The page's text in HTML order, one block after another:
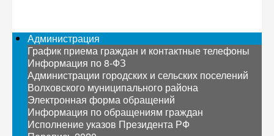
Администрация
График приема граждан и контактные телефоны
Информация по 8-ФЗ
Администрации городских и сельских поселений
Волховского муниципального района
Электронная форма обращений
Информация по обращениям граждан
Исполнение указов Президента РФ